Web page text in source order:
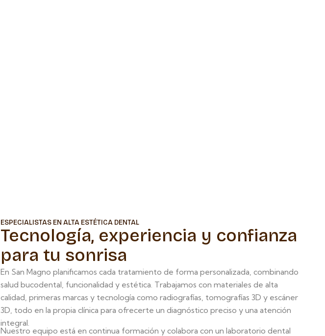
ESPECIALISTAS EN ALTA ESTÉTICA DENTAL
Tecnología, experiencia y confianza
para tu sonrisa
En San Magno planificamos cada tratamiento de forma personalizada, combinando
salud bucodental, funcionalidad y estética. Trabajamos con materiales de alta
calidad, primeras marcas y tecnología como radiografías, tomografías 3D y escáner
3D, todo en la propia clínica para ofrecerte un diagnóstico preciso y una atención
integral.
Nuestro equipo está en continua formación y colabora con un laboratorio dental